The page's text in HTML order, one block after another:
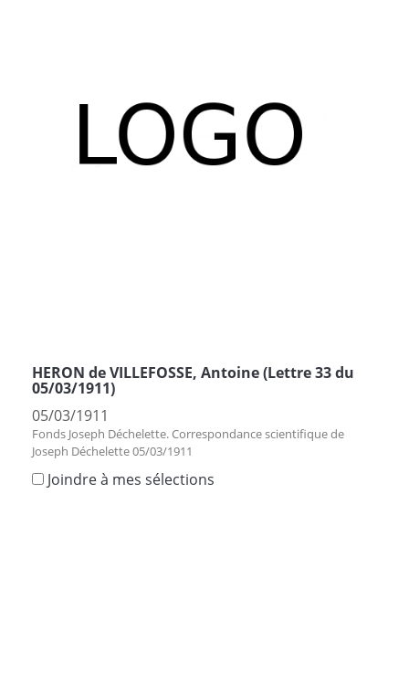
HERON de VILLEFOSSE, Antoine (Lettre 33 du
05/03/1911)
05/03/1911
Fonds Joseph Déchelette. Correspondance scientifique de
Joseph Déchelette 05/03/1911
Joindre à mes sélections